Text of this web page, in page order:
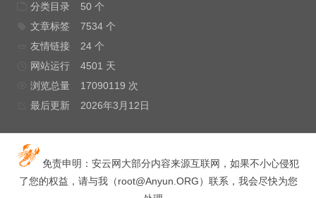
分类目录
50 个
文章标签
7534 个
友情链接
24 个
网站运行
4501 天
浏览总量
17090119 次
最后更新
2026年3月12日
免责申明：安云网大部分内容来源互联网，如果不小心侵犯
了您的权益，请与我（root@Anyun.ORG）联系，我会尽快为您